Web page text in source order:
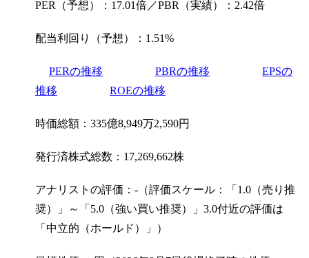
PER（予想）：17.01倍／PBR（実績）：2.42倍
配当利回り（予想）：1.51%
PERの推移 PBRの推移
EPSの
推移
ROEの推移
時価総額：335億8,949万2,590円
発行済株式総数：17,269,662株
アナリストの評価：-（評価スケール：「1.0（売り推
奨）」～「5.0（強い買い推奨）」3.0付近の評価は
「中立的（ホールド）」）